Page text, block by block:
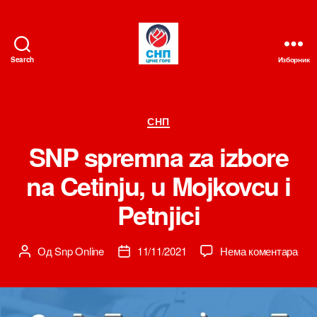
Search Изборник
Категорије
СНП
SNP spremna za izbore
na Cetinju, u Mojkovcu i
Petnjici
Аутор
ОдSnp Online
Датум11/11/2021 Нема коментарана